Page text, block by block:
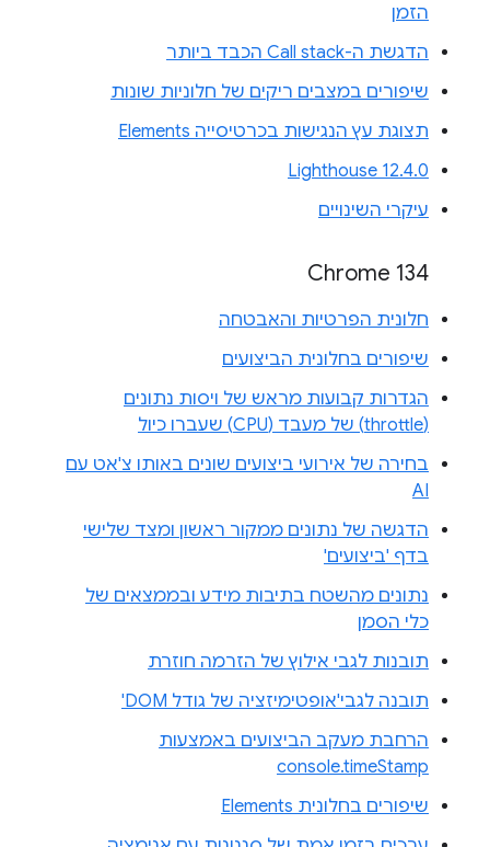
הזמן
הדגשת ה-Call stack הכבד ביותר
שיפורים במצבים ריקים של חלוניות שונות
תצוגת עץ הנגישות בכרטיסייה Elements
Lighthouse 12.4.0
עיקרי השינויים
Chrome 134
חלונית הפרטיות והאבטחה
שיפורים בחלונית הביצועים
הגדרות קבועות מראש של ויסות נתונים
(throttle) של מעבד (CPU) שעברו כיול
בחירה של אירועי ביצועים שונים באותו צ'אט עם
AI
הדגשה של נתונים ממקור ראשון ומצד שלישי
בדף 'ביצועים'
נתונים מהשטח בתיבות מידע ובממצאים של
כלי הסמן
תובנות לגבי אילוץ של הזרמה חוזרת
תובנה לגבי'אופטימיזציה של גודל DOM'
הרחבת מעקב הביצועים באמצעות
console.timeStamp
שיפורים בחלונית Elements